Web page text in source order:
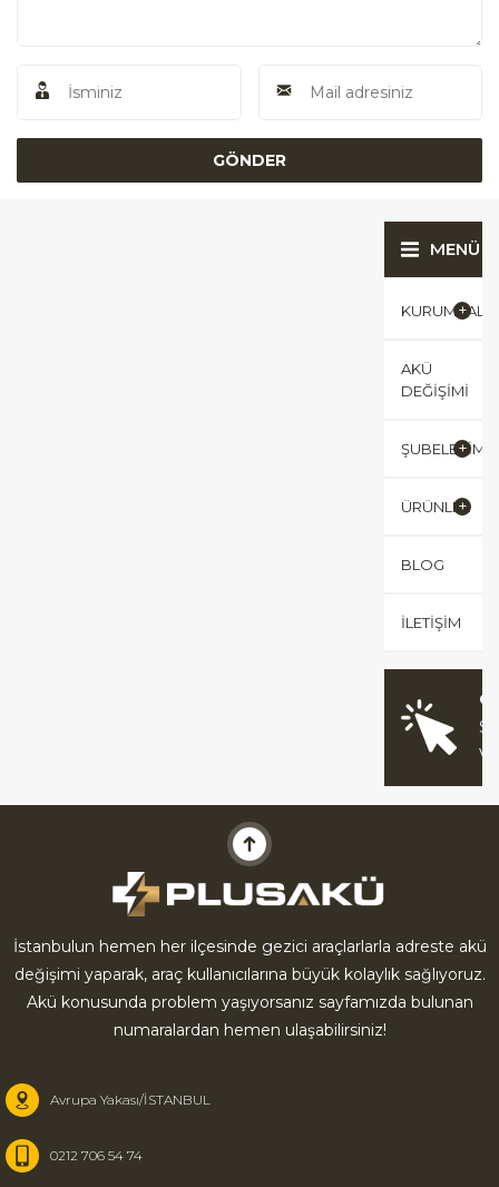
MENÜ
KURUMSAL
AKÜ
DEĞIŞIMI
ÜRÜNLER
BLOG
İLETIŞIM
İstanbulun hemen her ilçesinde gezici araçlarlarla adreste akü
değişimi yaparak, araç kullanıcılarına büyük kolaylık sağlıyoruz.
Akü konusunda problem yaşıyorsanız sayfamızda bulunan
numaralardan hemen ulaşabilirsiniz!
Avrupa Yakası/İSTANBUL
0212 706 54 74